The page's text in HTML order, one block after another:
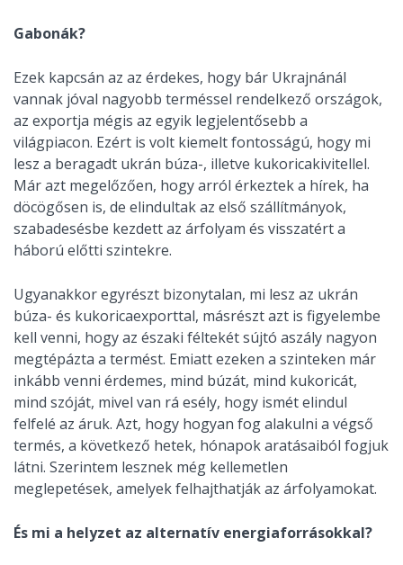
Gabonák?
Ezek kapcsán az az érdekes, hogy bár Ukrajnánál
vannak jóval nagyobb terméssel rendelkező országok,
az exportja mégis az egyik legjelentősebb a
világpiacon. Ezért is volt kiemelt fontosságú, hogy mi
lesz a beragadt ukrán búza-, illetve kukoricakivitellel.
Már azt megelőzően, hogy arról érkeztek a hírek, ha
döcögősen is, de elindultak az első szállítmányok,
szabadesésbe kezdett az árfolyam és visszatért a
háború előtti szintekre.
Ugyanakkor egyrészt bizonytalan, mi lesz az ukrán
búza- és kukoricaexporttal, másrészt azt is figyelembe
kell venni, hogy az északi féltekét sújtó aszály nagyon
megtépázta a termést. Emiatt ezeken a szinteken már
inkább venni érdemes, mind búzát, mind kukoricát,
mind szóját, mivel van rá esély, hogy ismét elindul
felfelé az áruk. Azt, hogy hogyan fog alakulni a végső
termés, a következő hetek, hónapok aratásaiból fogjuk
látni. Szerintem lesznek még kellemetlen
meglepetések, amelyek felhajthatják az árfolyamokat.
És mi a helyzet az alternatív energiaforrásokkal?